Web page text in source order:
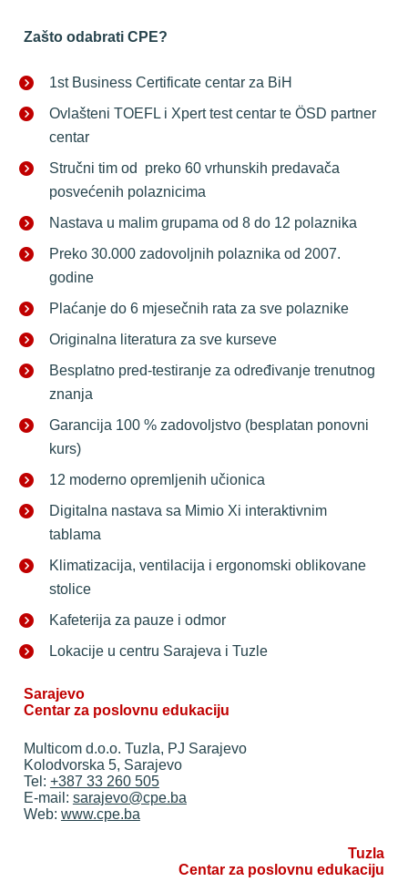
Zašto odabrati CPE?
1st Business Certificate centar za BiH
Ovlašteni TOEFL i Xpert test centar te ÖSD partner
centar
Stručni tim od  preko 60 vrhunskih predavača
posvećenih polaznicima
Nastava u malim grupama od 8 do 12 polaznika
Preko 30.000 zadovoljnih polaznika od 2007.
godine
Plaćanje do 6 mjesečnih rata za sve polaznike
Originalna literatura za sve kurseve
Besplatno pred-testiranje za određivanje trenutnog
znanja
Garancija 100 % zadovoljstvo (besplatan ponovni
kurs)
12 moderno opremljenih učionica
Digitalna nastava sa Mimio Xi interaktivnim
tablama
Klimatizacija, ventilacija i ergonomski oblikovane
stolice
Kafeterija za pauze i odmor
Lokacije u centru Sarajeva i Tuzle
Sarajevo
Centar za poslovnu edukaciju
Multicom d.o.o. Tuzla, PJ Sarajevo
Kolodvorska 5, Sarajevo
Tel: +387 33 260 505
E-mail: sarajevo@cpe.ba
Web: www.cpe.ba
Tuzla
Centar za poslovnu edukaciju